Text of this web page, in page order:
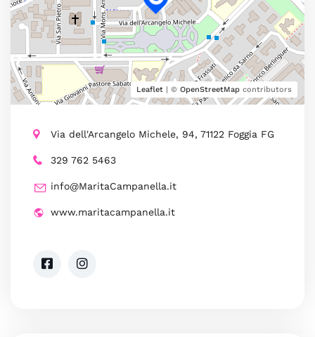
Leaflet | © OpenStreetMap contributors
Via dell'Arcangelo Michele, 94, 71122 Foggia FG
329 762 5463
info@MaritaCampanella.it
www.maritacampanella.it